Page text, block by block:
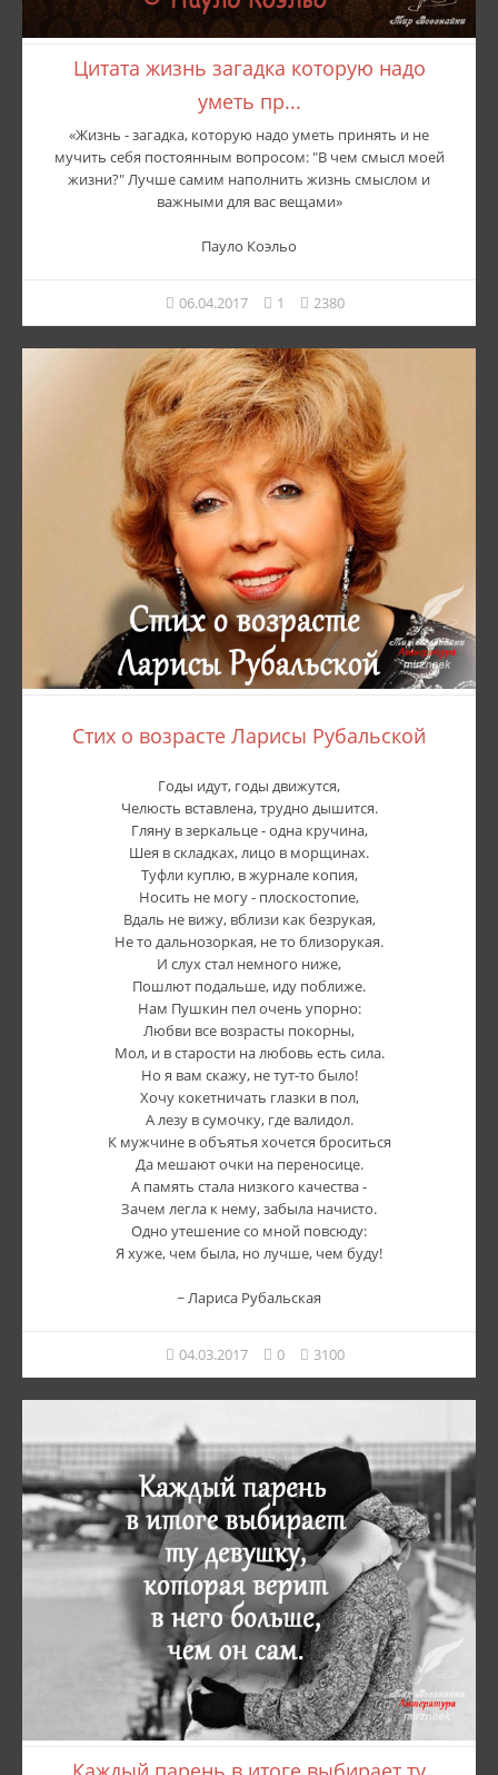
Цитата жизнь загадка которую надо
уметь пр...
«Жизнь - загадка, которую надо уметь принять и не
мучить себя постоянным вопросом: "В чем смысл моей
жизни?" Лучше самим наполнить жизнь смыслом и
важными для вас вещами»
Пауло Коэльо
06.04.2017 1 2380
Стих о возрасте Ларисы Рубальской
Годы идут, годы движутся,
Челюсть вставлена, трудно дышится.
Гляну в зеркальце - одна кручина,
Шея в складках, лицо в морщинах.
Туфли куплю, в журнале копия,
Носить не могу - плоскостопие,
Вдаль не вижу, вблизи как безрукая,
Не то дальнозоркая, не то близорукая.
И слух стал немного ниже,
Пошлют подальше, иду поближе.
Нам Пушкин пел очень упорно:
Любви все возрасты покорны,
Мол, и в старости на любовь есть сила.
Но я вам скажу, не тут-то было!
Хочу кокетничать глазки в пол,
А лезу в сумочку, где валидол.
К мужчине в объятья хочется броситься
Да мешают очки на переносице.
А память стала низкого качества -
Зачем легла к нему, забыла начисто.
Одно утешение со мной повсюду:
Я хуже, чем была, но лучше, чем буду!
~ Лариса Рубальская
04.03.2017 0 3100